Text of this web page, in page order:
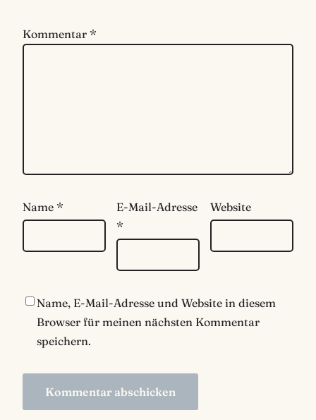
Kommentar *
Name *
E-Mail-Adresse
*
Website
Name, E-Mail-Adresse und Website in diesem
Browser für meinen nächsten Kommentar
speichern.